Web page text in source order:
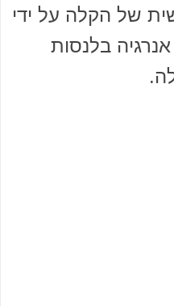
של הקלה על ידי
בלנסות